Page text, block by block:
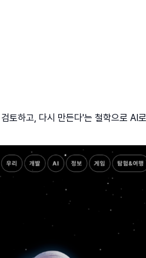
토하고, 다시 만든다'는 철학으로